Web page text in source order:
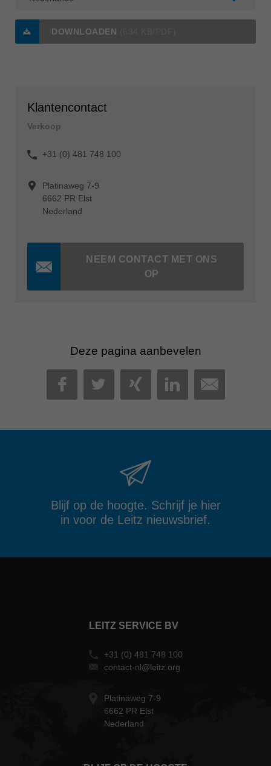
DOWNLOADEN
Klantencontact
Verkoop
+31 (0) 481 748 100
Platinaweg 7-9
6662 PR Elst
Nederland
NEEM CONTACT MET ONS
OP
Deze pagina aanbevelen
FACEBOOK
TWITTER
XINGLINKEDIN
MAIL
Blijf op de hoogte. Schrijf je hier
in voor de Leitz nieuwsbrief.
LEITZ SERVICE BV
+31 (0) 481 748 100
contact-nl@leitz.org
Platinaweg 7-9
6662 PR Elst
Nederland